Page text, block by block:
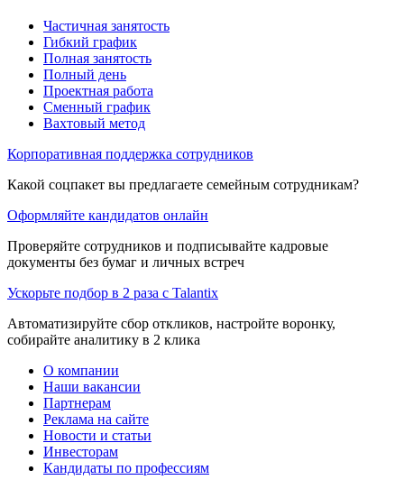
Частичная занятость
Гибкий график
Полная занятость
Полный день
Проектная работа
Сменный график
Вахтовый метод
Корпоративная поддержка сотрудников
Какой соцпакет вы предлагаете семейным сотрудникам?
Оформляйте кандидатов онлайн
Проверяйте сотрудников и подписывайте кадровые
документы без бумаг и личных встреч
Ускорьте подбор в 2 раза с Talantix
Автоматизируйте сбор откликов, настройте воронку,
собирайте аналитику в 2 клика
О компании
Наши вакансии
Партнерам
Реклама на сайте
Новости и статьи
Инвесторам
Кандидаты по профессиям